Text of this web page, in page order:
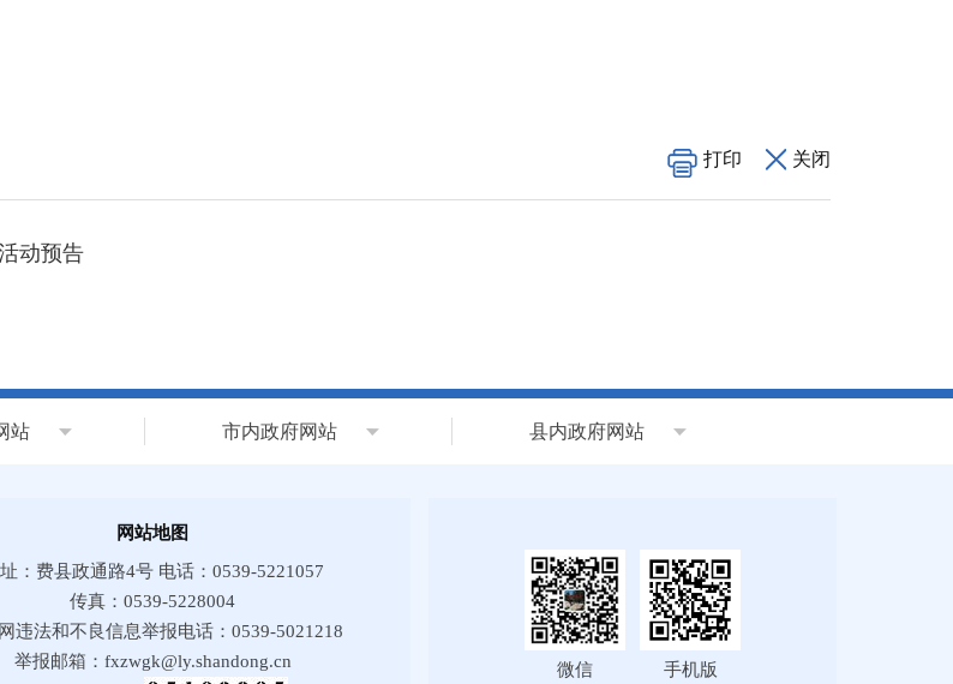
打印 关闭
动预告
站 市内政府网站 县内政府网站
网站地图
：费县政通路4号 电话：0539-5221057
传真：0539-5228004
违法和不良信息举报电话：0539-5021218
举报邮箱：fxzwgk@ly.shandong.cn
微信 手机版